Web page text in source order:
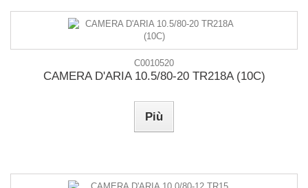
C0010520
CAMERA D'ARIA 10.5/80-20 TR218A (10C)
Più